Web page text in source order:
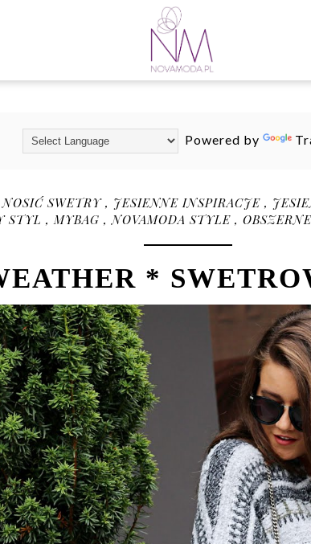
Powered by
SWETRY , JESIENNE INSPIRACJE ,
STYL ,MYBAG ,NOVAMODA STYLE ,
*